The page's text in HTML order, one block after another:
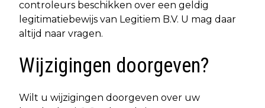
controleurs beschikken over een geldig
legitimatiebewijs van Legitiem B.V. U mag daar
altijd naar vragen.
Wijzigingen doorgeven?
Wilt u wijzigingen doorgeven over uw